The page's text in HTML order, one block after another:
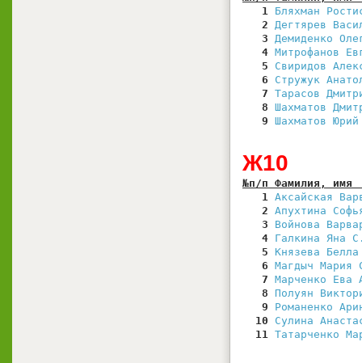
   1
Бляхман
   2
   3
   4
   5
   6
Стружук
   7
   8
   9
Ж10
№п/п Фамилия,
   1
   2
   3
Войнова
   4
   5
   6
   7
   8
Полуян
   9
  10
Сулина
  11